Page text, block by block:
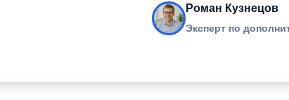
Роман Кузнецов
Эксперт по